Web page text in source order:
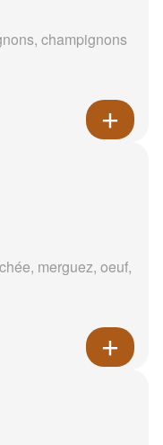
champignons
merguez, oeuf,